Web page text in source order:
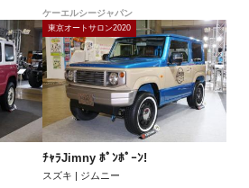
ケーエルシージャパン
東京オートサロン2020
ﾁｬﾗJimny ﾎﾟﾝﾎﾟｰﾝ!
スズキ | ジムニー